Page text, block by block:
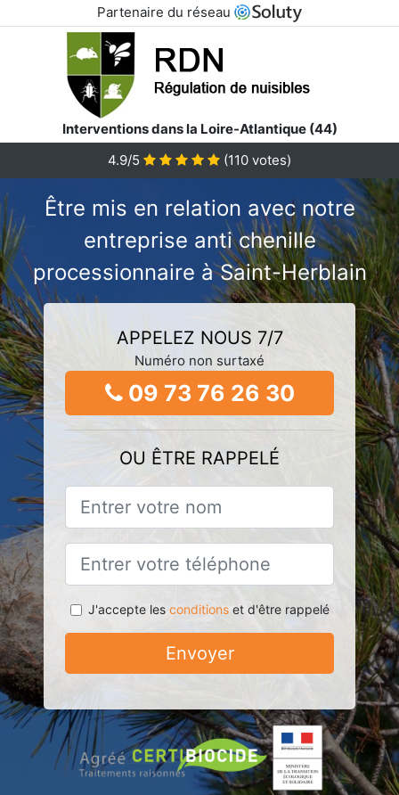
Partenaire du réseau
Interventions dans la Loire-Atlantique (44)
4.9/5
(110 votes)
Être mis en relation avec notre
entreprise anti chenille
processionnaire à Saint-Herblain
APPELEZ NOUS 7/7
Numéro non surtaxé
09 73 76 26 30
OU ÊTRE RAPPELÉ
J'accepte les conditionset d'être rappelé
Envoyer